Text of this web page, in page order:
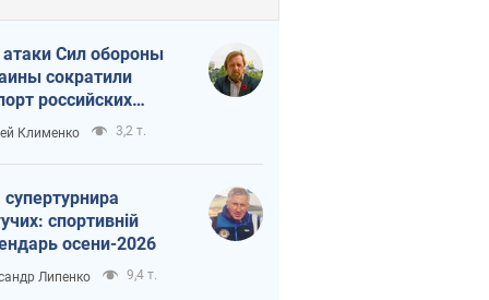
атаки Сил обороны
сократили
российских
Клименко 3,2 т.
спортивній
осени-2026
Липенко 9,4 т.